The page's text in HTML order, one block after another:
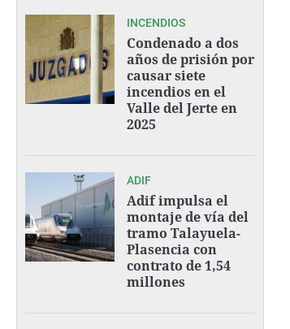
INCENDIOS
Condenado a dos
años de prisión por
causar siete
incendios en el
Valle del Jerte en
2025
ADIF
Adif impulsa el
montaje de vía del
tramo Talayuela-
Plasencia con
contrato de 1,54
millones